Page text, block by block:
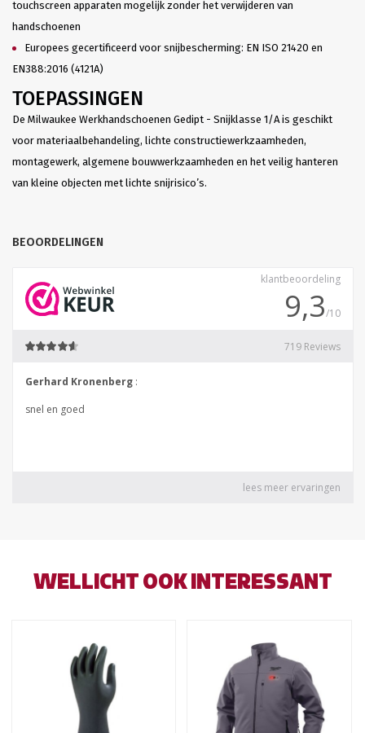
touchscreen apparaten mogelijk zonder het verwijderen van
handschoenen
Europees gecertificeerd voor snijbescherming: EN ISO 21420 en
EN388:2016 (4121A)
TOEPASSINGEN
De Milwaukee Werkhandschoenen Gedipt - Snijklasse 1/A is geschikt
voor materiaalbehandeling, lichte constructiewerkzaamheden,
montagewerk, algemene bouwwerkzaamheden en het veilig hanteren
van kleine objecten met lichte snijrisico’s.
BEOORDELINGEN
WELLICHT OOK INTERESSANT